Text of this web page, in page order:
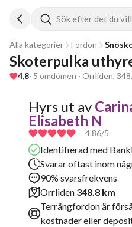
Sök efter det du
Alla kategorier Fordon
Skoterpulka
4,8· 5 omdömen · Orrliden,
Hyrs ut av
Elisabeth N
4.86/5
Identifierad med
Svarar oftast inom
90% svarsfrekvens
Orrliden 348.8 km
Terrängfordon är
kostnader eller